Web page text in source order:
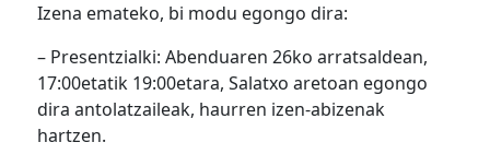
Izena emateko, bi modu egongo dira:
– Presentzialki: Abenduaren 26ko arratsaldean,
17:00etatik 19:00etara, Salatxo aretoan egongo
dira antolatzaileak, haurren izen-abizenak
hartzen.